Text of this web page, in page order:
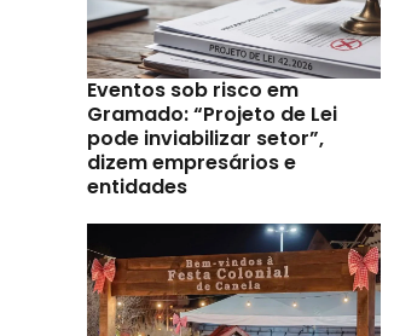
Eventos sob risco em
Gramado: “Projeto de Lei
pode inviabilizar setor”,
dizem empresários e
entidades